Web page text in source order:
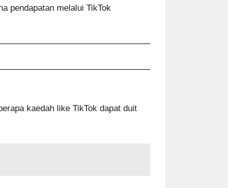
pendapatan melalui TikTok
kaedah like TikTok dapat duit